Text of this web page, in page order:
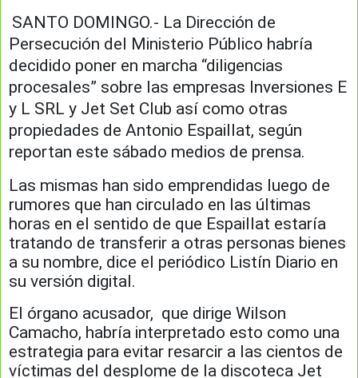
SANTO DOMINGO.- La Dirección de
Persecución del Ministerio Público habría
decidido poner en marcha “diligencias
procesales” sobre las empresas Inversiones E
y L SRL y Jet Set Club así como otras
propiedades de Antonio Espaillat, según
reportan este sábado medios de prensa.
Las mismas han sido emprendidas luego de
rumores que han circulado en las últimas
horas en el sentido de que Espaillat estaría
tratando de transferir a otras personas bienes
a su nombre, dice el periódico Listín Diario en
su versión digital.
El órgano acusador, que dirige Wilson
Camacho, habría interpretado esto como una
estrategia para evitar resarcir a las cientos de
víctimas del desplome de la discoteca Jet